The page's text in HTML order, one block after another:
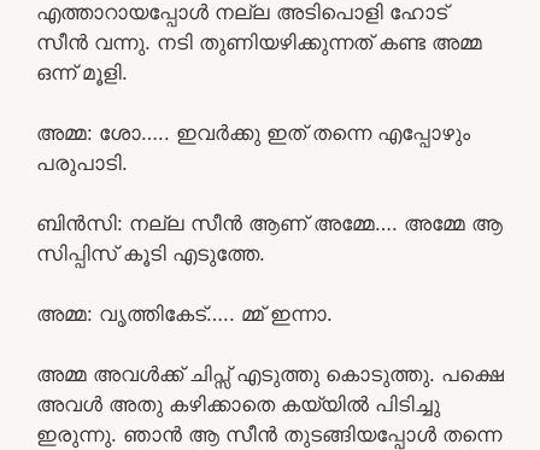
എത്താറായപ്പോൾ നല്ല അടിപൊളി ഹോട്
സീൻ വന്നു. നടി തുണിയഴിക്കുന്നത് കണ്ട അമ്മ
ഒന്ന് മൂളി.
അമ്മ: ശോ….. ഇവർക്കു ഇത് തന്നെ എപ്പോഴും
പരുപാടി.
ബിൻസി: നല്ല സീൻ ആണ് അമ്മേ…. അമ്മേ ആ
സിപ്പിസ് കൂടി എടുത്തേ.
അമ്മ: വൃത്തികേട്….. മ്മ് ഇന്നാ.
അമ്മ അവൾക്ക് ചിപ്സ് എടുത്തു കൊടുത്തു. പക്ഷെ
അവൾ അതു കഴിക്കാതെ കയ്യിൽ പിടിച്ചു
ഇരുന്നു. ഞാൻ ആ സീൻ തുടങ്ങിയപ്പോൾ തന്നെ